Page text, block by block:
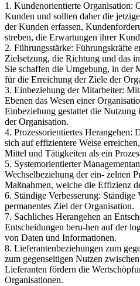
1. Kundenorientierte Organisation:
Kunden und sollten daher die
der Kunden erfassen,
streben, die Erwartungen ihrer
2. Führungsstärke: Führungskräfte
Zielsetzung, die Richtung und das
Sie schaffen die Umgebung, in der
für die Erreichung der Ziele der
3. Einbeziehung der Mitarbeiter:
Ebenen das Wesen einer
Einbeziehung gestattet die
der Organisation.
4. Prozessorientiertes Herangehen:
sich auf effizientere Weise
Mittel und Tätigkeiten als ein
5. Systemorientierter
Wechselbeziehung der ein- zelnen
Maßnahmen, welche die Effizienz
6. Ständige Verbesserung: Ständige
permanentes Ziel der Organisation.
7. Sachliches Herangehen an
Entscheidungen beru-hen auf der
von Daten und Informationen.
8. Lieferantenbeziehungen zum
zum gegenseitigen Nutzen
Lieferanten fördern die
Organisationen.